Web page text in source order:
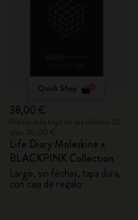
Quick Shop
38,00 €
Life Diary Moleskine x
BLACKPINK Collection
Large, sin fechas, tapa dura,
con caja de regalo